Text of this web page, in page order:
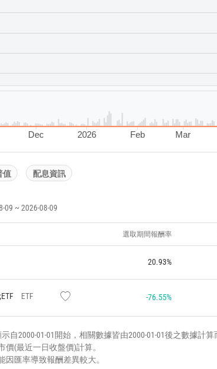
Dec 2026 Feb Mar
值 配息資訊
~ 2026-08-09
選取期間報酬率
20.93%
ETF -76.55%
2000-01-01開始，相關數據皆由2000-01-01後之數據計算
(最近一日收盤價)計算。
因匯率導致報酬差異較大。